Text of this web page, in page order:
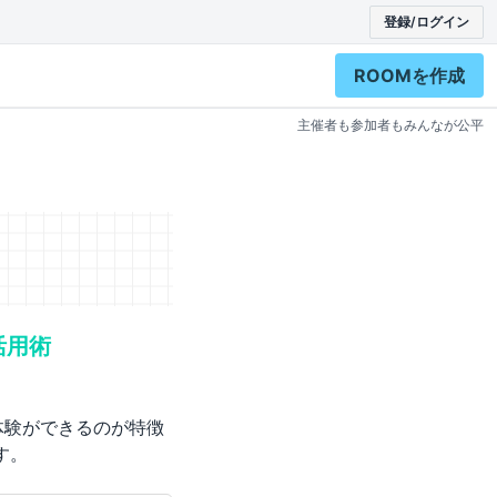
登録/ログイン
ROOMを作成
主催者も参加者もみんなが公平
用術
ができるのが特徴